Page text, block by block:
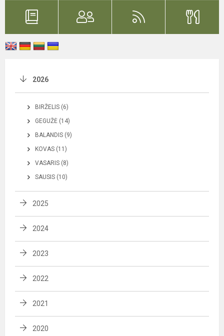
2026
BIRŽELIS (6)
GEGUŽĖ (14)
BALANDIS (9)
KOVAS (11)
VASARIS (8)
SAUSIS (10)
2025
2024
2023
2022
2021
2020